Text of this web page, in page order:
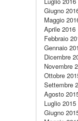
Giugno
Maggio
Aprile 2016
Febbraio
Gennaio
Dicembre
Novembre
Ottobre
Settembre
Agosto
Luglio 2015
Giugno